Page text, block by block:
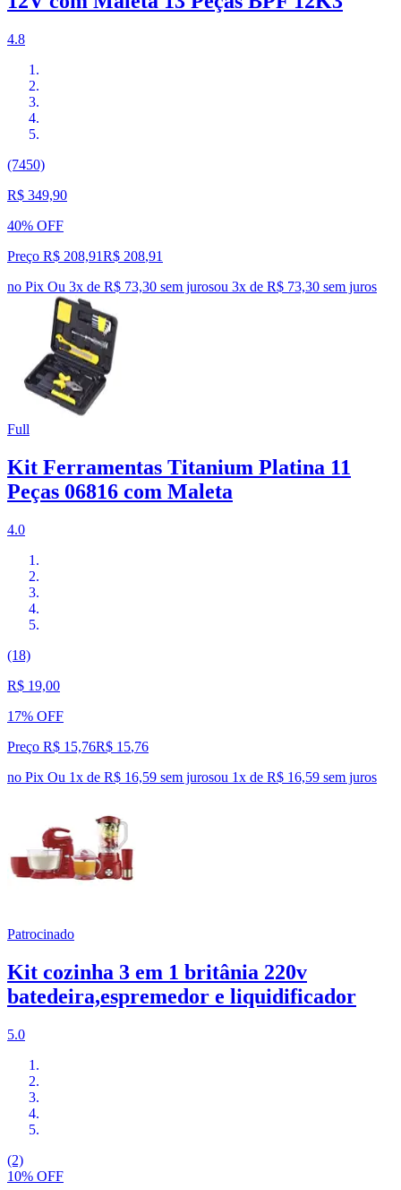
4.8
(7450)
R$ 349,90
40% OFF
Preço R$ 208,91R$ 208,91
no Pix Ou 3x de R$ 73,30 sem jurosou 3x de R$ 73,30 sem juros
Full
Kit Ferramentas Titanium Platina 11
Peças 06816 com Maleta
4.0
(18)
R$ 19,00
17% OFF
Preço R$ 15,76R$ 15,76
no Pix Ou 1x de R$ 16,59 sem jurosou 1x de R$ 16,59 sem juros
Patrocinado
Kit cozinha 3 em 1 britânia 220v
batedeira,espremedor e liquidificador
5.0
(2)
10% OFF